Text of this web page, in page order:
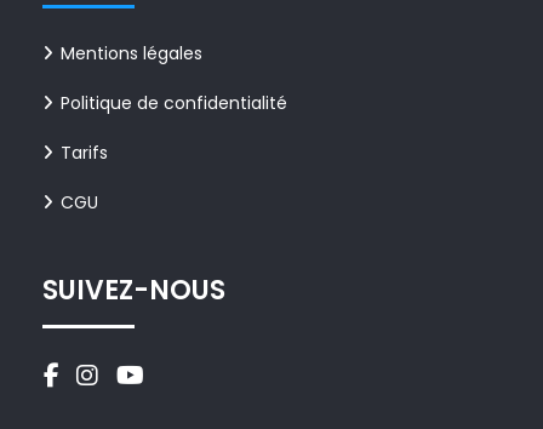
Mentions légales
Politique de confidentialité
Tarifs
CGU
SUIVEZ-NOUS